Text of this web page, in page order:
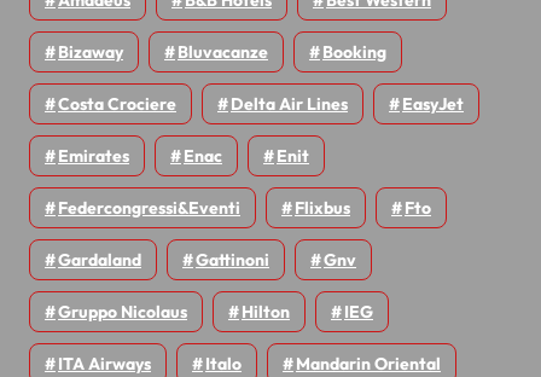
Bizaway Bluvacanze Booking
Costa Crociere Delta Air Lines EasyJet
Emirates Enac Enit
Federcongressi&eventi Flixbus Fto
Gardaland Gattinoni Gnv
Gruppo Nicolaus Hilton IEG
ITA Airways Italo Mandarin Oriental